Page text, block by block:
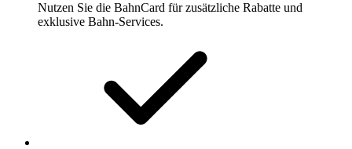
Nutzen Sie die BahnCard für zusätzliche Rabatte und
exklusive Bahn-Services.